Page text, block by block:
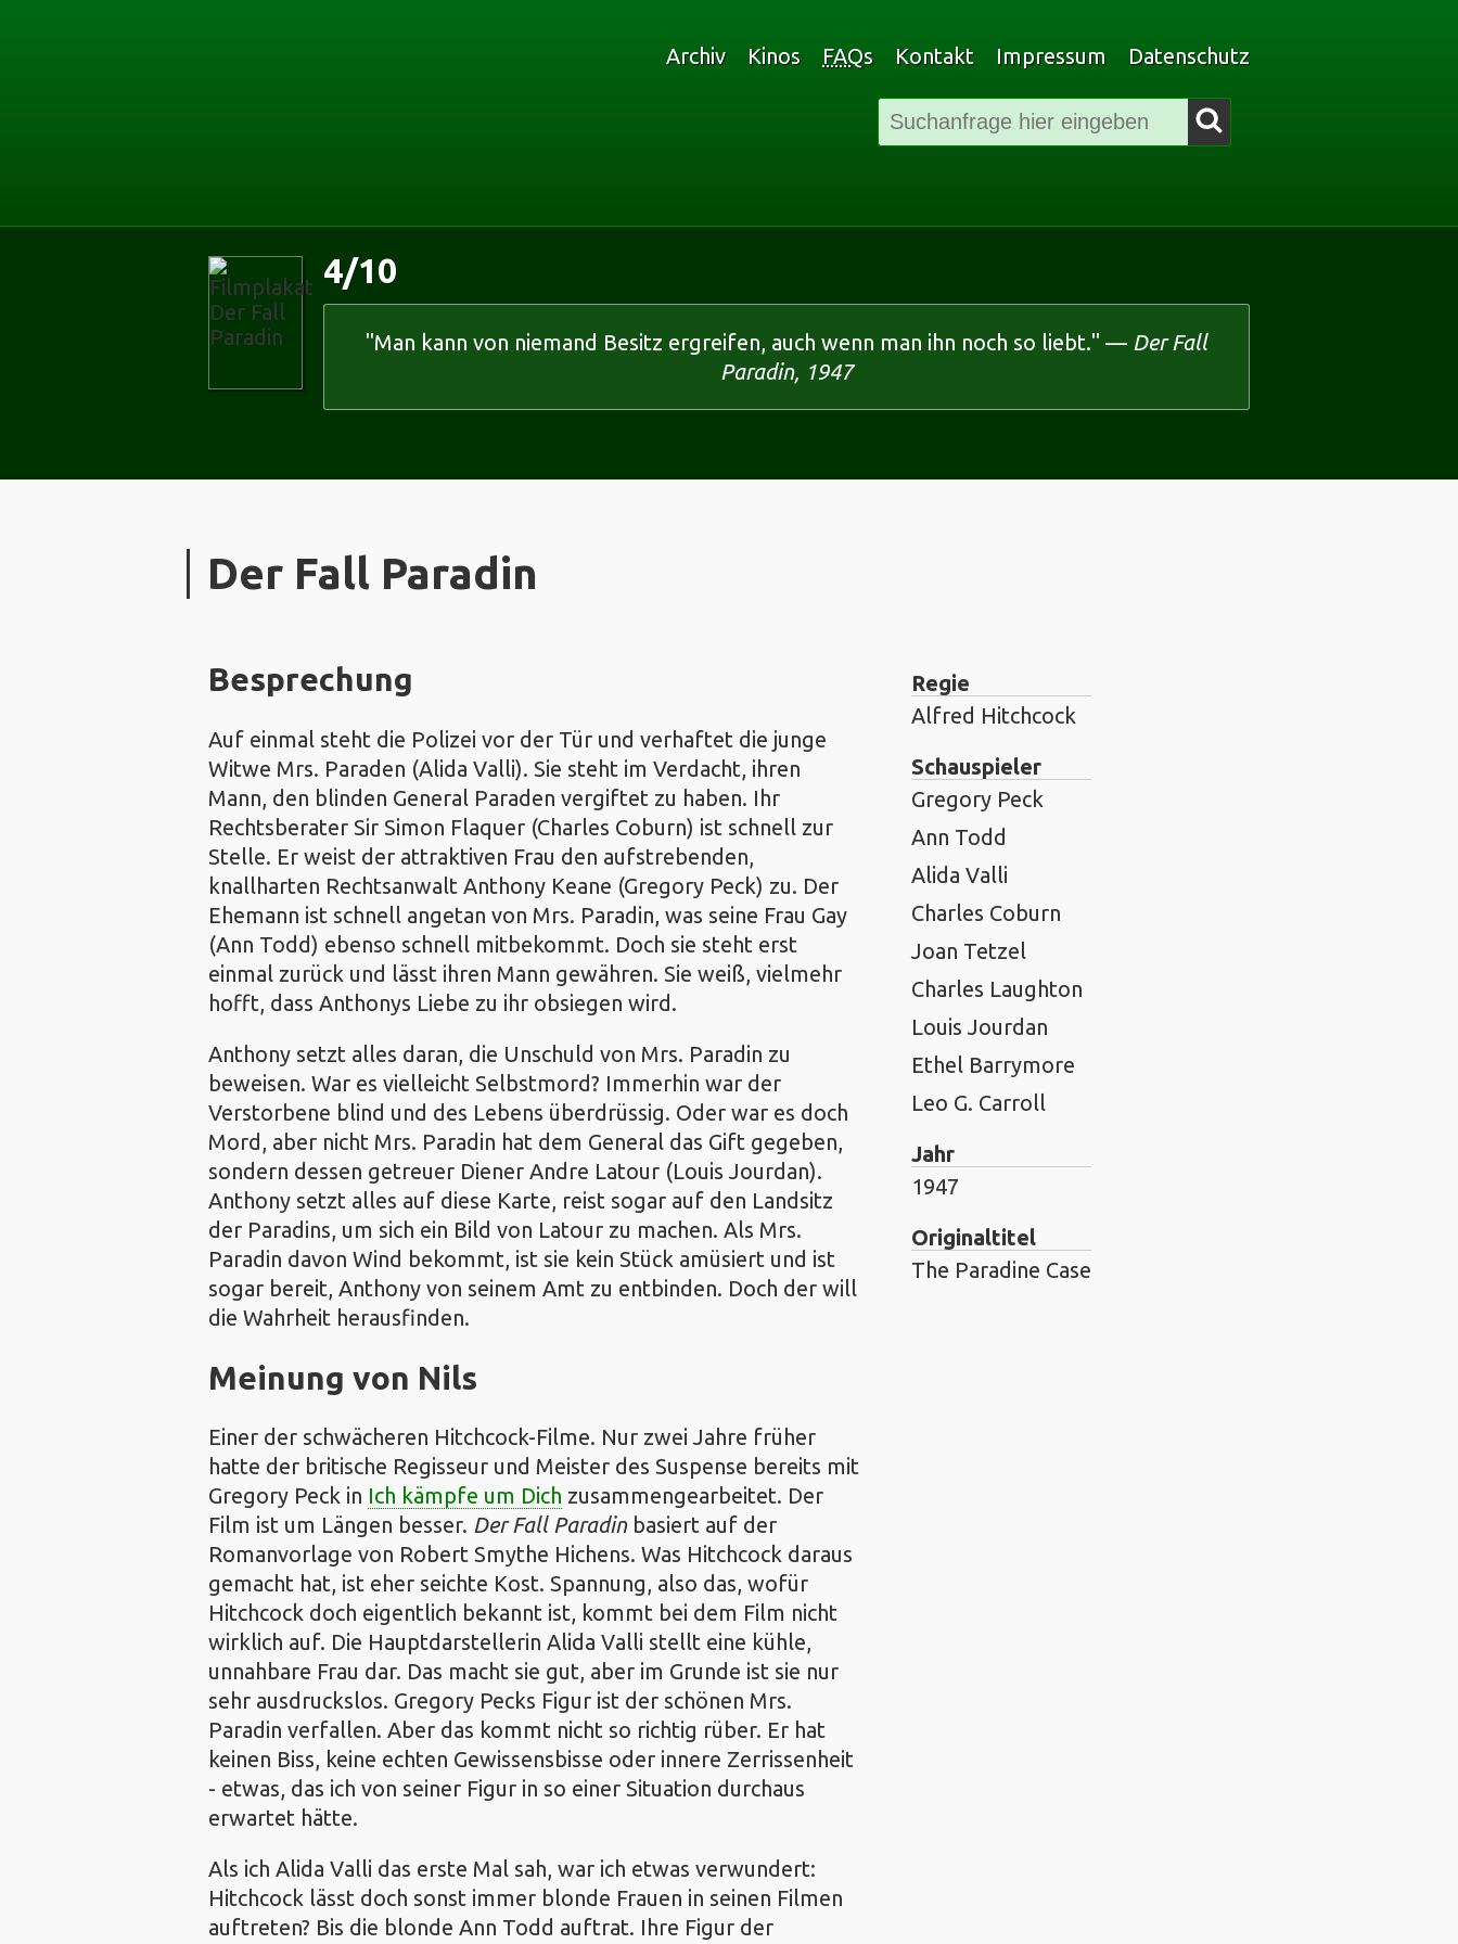
Archiv Kinos FAQs Kontakt Impressum
Datenschutz
4/10
"Man kann von niemand Besitz ergreifen, auch wenn man ihn noch so liebt." — Der Fall
Paradin, 1947
Der Fall Paradin
Besprechung
Auf einmal steht die Polizei vor der Tür und verhaftet die junge
Witwe Mrs. Paraden (Alida Valli). Sie steht im Verdacht, ihren
Mann, den blinden General Paraden vergiftet zu haben. Ihr
Rechtsberater Sir Simon Flaquer (Charles Coburn) ist schnell zur
Stelle. Er weist der attraktiven Frau den aufstrebenden,
knallharten Rechtsanwalt Anthony Keane (Gregory Peck) zu. Der
Ehemann ist schnell angetan von Mrs. Paradin, was seine Frau Gay
(Ann Todd) ebenso schnell mitbekommt. Doch sie steht erst
einmal zurück und lässt ihren Mann gewähren. Sie weiß, vielmehr
hofft, dass Anthonys Liebe zu ihr obsiegen wird.
Anthony setzt alles daran, die Unschuld von Mrs. Paradin zu
beweisen. War es vielleicht Selbstmord? Immerhin war der
Verstorbene blind und des Lebens überdrüssig. Oder war es doch
Mord, aber nicht Mrs. Paradin hat dem General das Gift gegeben,
sondern dessen getreuer Diener Andre Latour (Louis Jourdan).
Anthony setzt alles auf diese Karte, reist sogar auf den Landsitz
der Paradins, um sich ein Bild von Latour zu machen. Als Mrs.
Paradin davon Wind bekommt, ist sie kein Stück amüsiert und ist
sogar bereit, Anthony von seinem Amt zu entbinden. Doch der will
die Wahrheit herausfinden.
Meinung von Nils
Einer der schwächeren Hitchcock-Filme. Nur zwei Jahre früher
hatte der britische Regisseur und Meister des Suspense bereits mit
Gregory Peck in Ich kämpfe um Dich zusammengearbeitet. Der
Film ist um Längen besser. Der Fall Paradinbasiert auf der
Romanvorlage von Robert Smythe Hichens. Was Hitchcock daraus
gemacht hat, ist eher seichte Kost. Spannung, also das, wofür
Hitchcock doch eigentlich bekannt ist, kommt bei dem Film nicht
wirklich auf. Die Hauptdarstellerin Alida Valli stellt eine kühle,
unnahbare Frau dar. Das macht sie gut, aber im Grunde ist sie nur
sehr ausdruckslos. Gregory Pecks Figur ist der schönen Mrs.
Paradin verfallen. Aber das kommt nicht so richtig rüber. Er hat
keinen Biss, keine echten Gewissensbisse oder innere Zerrissenheit
- etwas, das ich von seiner Figur in so einer Situation durchaus
erwartet hätte.
Als ich Alida Valli das erste Mal sah, war ich etwas verwundert:
Hitchcock lässt doch sonst immer blonde Frauen in seinen Filmen
auftreten? Bis die blonde Ann Todd auftrat. Ihre Figur der
Regie
Alfred Hitchcock
Schauspieler
Gregory Peck
Ann Todd
Alida Valli
Charles Coburn
Joan Tetzel
Charles Laughton
Louis Jourdan
Ethel Barrymore
Leo G. Carroll
Jahr
1947
Originaltitel
The Paradine Case